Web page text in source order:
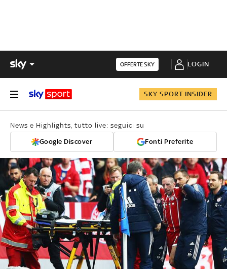
OFFERTE SKY LOGIN
SKY SPORT INSIDER
News e Highlights, tutto live: seguici su
Google Discover Fonti Preferite